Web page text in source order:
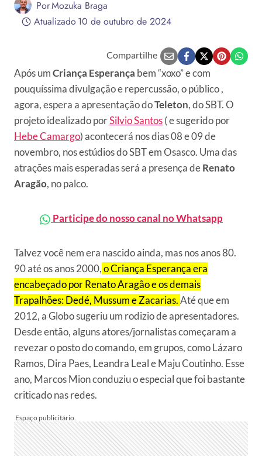
PorMozuka Braga
Atualizado10 de outubro de 2024
Compartilhe
Após umCriança Esperança bem “xoxo” e com
pouquíssima divulgação e repercussão, o público ,
agora, espera a apresentação doTeleton, do SBT. O
projeto idealizado porSilvio Santos( e sugerido por
Hebe Camargo) acontecerá nos dias 08 e 09 de
novembro, nos estúdios do SBT em Osasco. Uma das
atrações mais esperadas será a presença deRenato
Aragão, no palco.
Participe do nosso canal no Whatsapp
Talvez você nem era nascido ainda, mas nos anos 80.
90 até os anos 2000,o Criança Esperança era
encabeçado por Renato Aragão e os demais
Trapalhões: Dedé, Mussum e Zacarias.Até que em
2012, a Globo sugeriu um rodizio de apresentadores.
Desde então, alguns atores/jornalistas começaram a
revezar o posto do comando, em grupos, como Lázaro
Ramos, Dira Paes, Leandra Leal e Maju Coutinho. Esse
ano, Marcos Mion conduziu o especial que foi bastante
criticado nas redes.